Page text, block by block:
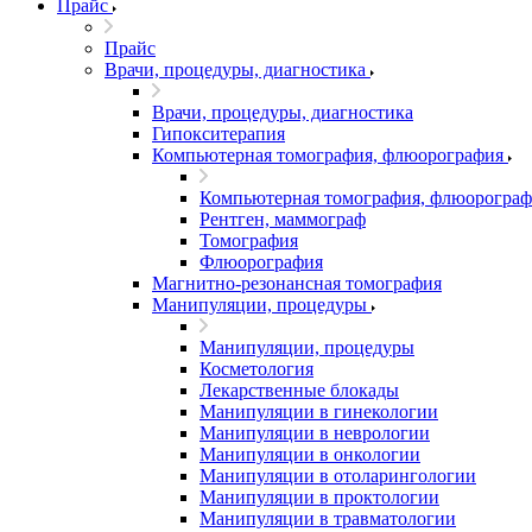
Прайс
Прайс
Врачи, процедуры, диагностика
Врачи, процедуры, диагностика
Гипокситерапия
Компьютерная томография, флюорография
Компьютерная томография,
Рентген, маммограф
Томография
Флюорография
Магнитно-резонансная томография
Манипуляции, процедуры
Манипуляции, процедуры
Косметология
Лекарственные блокады
Манипуляции в гинекологии
Манипуляции в неврологии
Манипуляции в онкологии
Манипуляции в отоларингологии
Манипуляции в проктологии
Манипуляции в травматологии